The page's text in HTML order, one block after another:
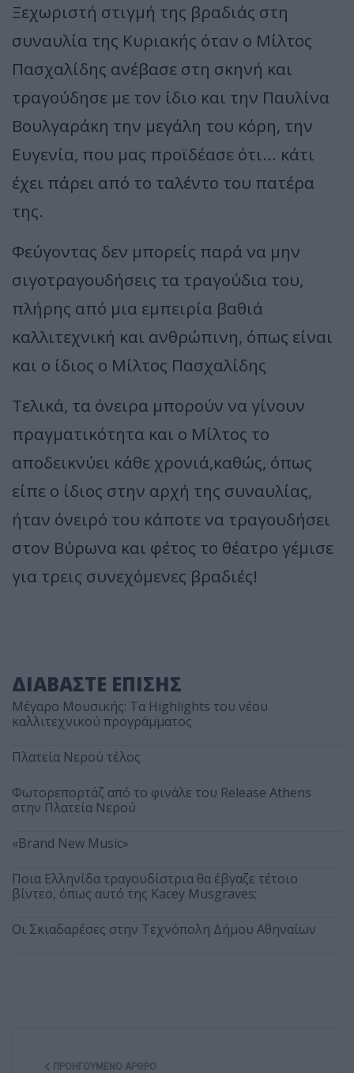
Ξεχωριστή στιγμή της βραδιάς στη
συναυλία της Κυριακής όταν ο Μίλτος
Πασχαλίδης ανέβασε στη σκηνή και
τραγούδησε με τον ίδιο και την Παυλίνα
Βουλγαράκη την μεγάλη του κόρη, την
Ευγενία, που μας προϊδέασε ότι... κάτι
έχει πάρει από το ταλέντο του πατέρα
της.
Φεύγοντας δεν μπορείς παρά να μην
σιγοτραγουδήσεις τα τραγούδια του,
πλήρης από μια εμπειρία βαθιά
καλλιτεχνική και ανθρώπινη, όπως είναι
και ο ίδιος ο Μίλτος Πασχαλίδης
Τελικά, τα όνειρα μπορούν να γίνουν
πραγματικότητα και ο Μίλτος το
αποδεικνύει κάθε χρονιά,καθώς, όπως
είπε ο ίδιος στην αρχή της συναυλίας,
ήταν όνειρό του κάποτε να τραγουδήσει
στον Βύρωνα και φέτος το θέατρο γέμισε
για τρεις συνεχόμενες βραδιές!
ΔΙΑΒΑΣΤΕ ΕΠΙΣΗΣ
Μέγαρο Μουσικής: Τα Highlights του νέου
καλλιτεχνικού προγράμματος
Πλατεία Νερού τέλος
Φωτορεπορτάζ από το φινάλε του Release Athens
στην Πλατεία Νερού
«Brand New Music»
Ποια Ελληνίδα τραγουδίστρια θα έβγαζε τέτοιο
βίντεο, όπως αυτό της Kacey Musgraves;
Οι Σκιαδαρέσες στην Τεχνόπολη Δήμου Αθηναίων
ΠΡΟΗΓΟΎΜΕΝΟ ΆΡΘΡΟ